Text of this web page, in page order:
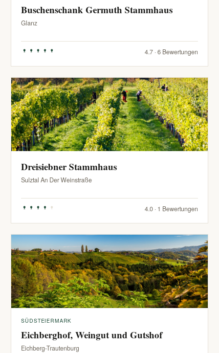
Buschenschank Germuth Stammhaus
Glanz
4.7 · 6 Bewertungen
Dreisiebner Stammhaus
Sulztal An Der Weinstraße
4.0 · 1 Bewertungen
SÜDSTEIERMARK
Eichberghof, Weingut und Gutshof
Eichberg-Trautenburg